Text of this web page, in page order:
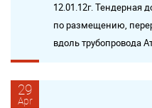
12.01.12г. Тендерная
по размещению,
вдоль трубопровода
29
Apr